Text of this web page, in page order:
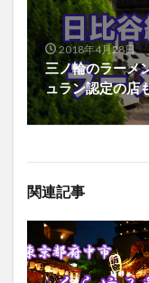
2018年4月28日
三ノ輪のラーメ
ュラン認定の店
関連記事